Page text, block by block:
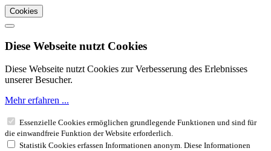
Cookies
Diese Webseite nutzt Cookies
Diese Webseite nutzt Cookies zur Verbesserung des Erlebnisses
unserer Besucher.
Mehr erfahren ...
Essenzielle Cookies ermöglichen grundlegende Funktionen und sind für
die einwandfreie Funktion der Website erforderlich.
Statistik Cookies erfassen Informationen anonym. Diese Informationen